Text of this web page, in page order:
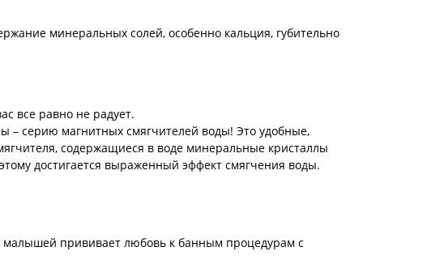
минеральных солей, особенно кальция, губительно
все равно не радует.
– серию магнитных смягчителей воды! Это удобные,
содержащиеся в воде минеральные кристаллы
достигается выраженный эффект смягчения воды.
прививает любовь к банным процедурам с